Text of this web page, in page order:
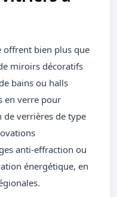
offrent bien plus que
miroirs décoratifs
bains ou halls
en verre pour
de verrières de type
anti-effraction ou
énergétique, en